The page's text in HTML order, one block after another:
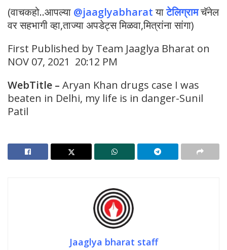
(वाचकहो..आपल्या @jaaglyabharat याटेलिग्रामचॅनेल
वर सहभागी व्हा,ताज्या अपडेट्स मिळवा,मित्रांना सांगा)
First Published by Team Jaaglya Bharat on
NOV 07, 2021 20:12 PM
WebTitle – Aryan Khan drugs case I was
beaten in Delhi, my life is in danger-Sunil
Patil
Jaaglya bharat staff